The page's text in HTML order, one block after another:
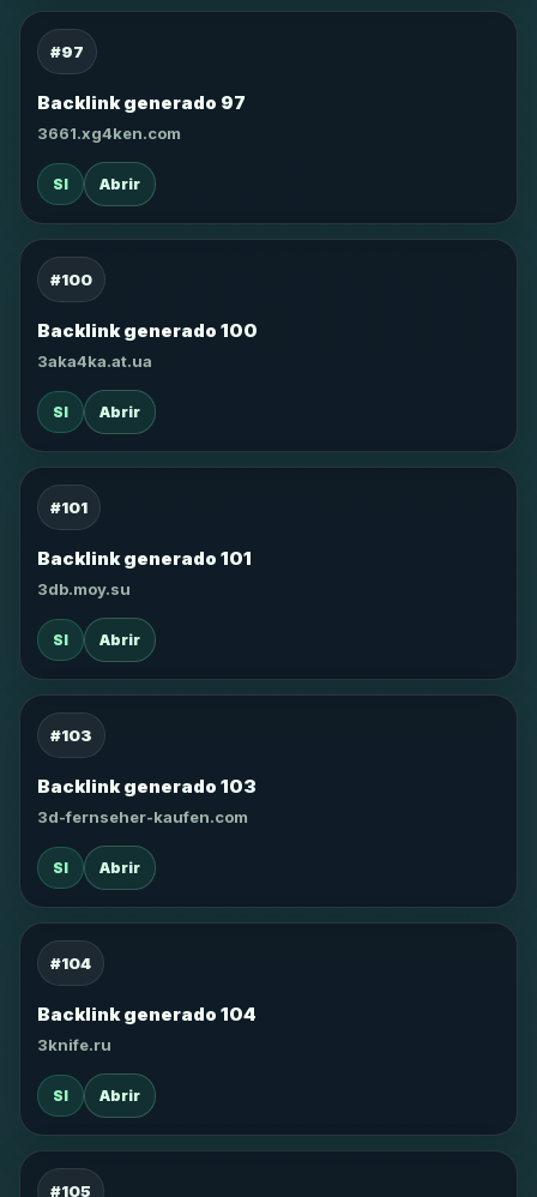
#97
Backlink generado 97
3661.xg4ken.com
SI Abrir
#100
Backlink generado 100
3aka4ka.at.ua
SI Abrir
#101
Backlink generado 101
3db.moy.su
SI Abrir
#103
Backlink generado 103
3d-fernseher-kaufen.com
SI Abrir
#104
Backlink generado 104
3knife.ru
SI Abrir
#105